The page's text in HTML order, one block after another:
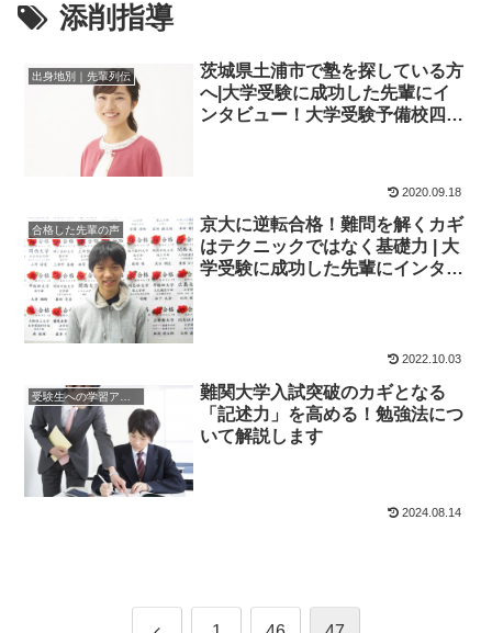
添削指導
出身地別｜先輩列伝
茨城県土浦市で塾を探している方
へ|大学受験に成功した先輩にイ
ンタビュー！大学受験予備校四谷
2020.09.18
合格した先輩の声
京大に逆転合格！難問を解くカギ
はテクニックではなく基礎力 | 大
学受験に成功した先輩にインタビ
2022.10.03
難関大学入試突破のカギとなる
「記述力」を高める！勉強法につ
いて解説します
2024.08.14